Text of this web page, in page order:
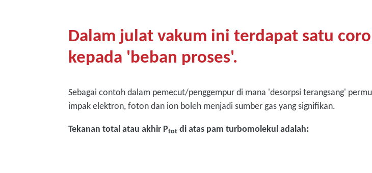
Dalam julat vakum ini terdapat satu
kepada 'beban proses'.
Sebagai contoh dalam pemecut/penggempur di mana 'desorpsi terangsang'
impak elektron, foton dan ion boleh menjadi sumber gas yang signifikan.
Tekanan total atau akhir Ptot di atas pam turbomolekul adalah: